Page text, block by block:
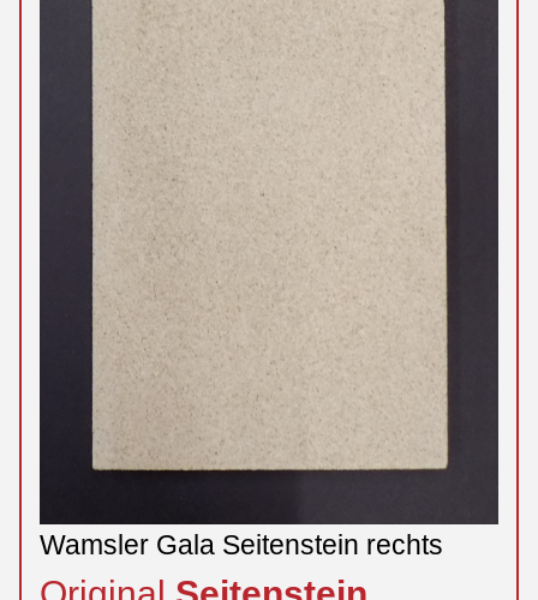
Wamsler Gala Seitenstein rechts